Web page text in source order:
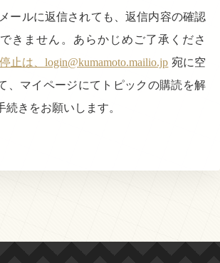
ールに返信されても、返信内容の確認
きません。あらかじめご了承くださ
止は、login@kumamoto.mailio.jp 宛に空
、マイページにてトピックの購読を解
続きをお願いします。